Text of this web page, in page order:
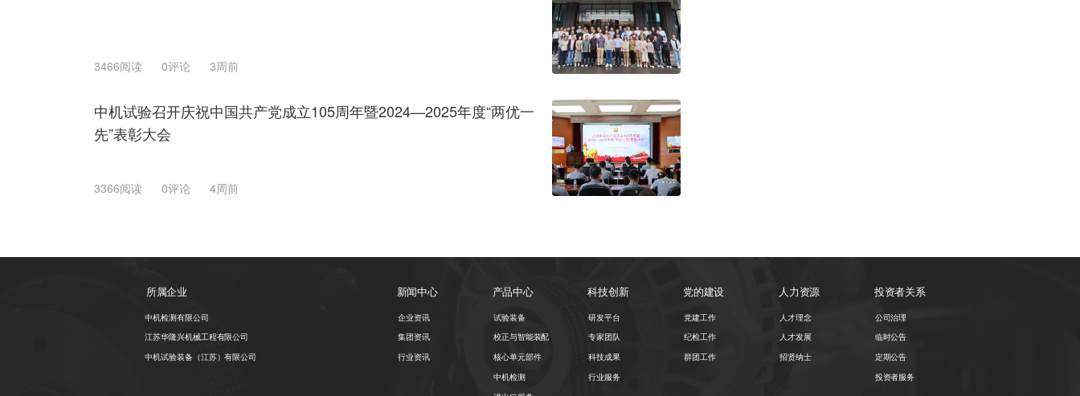
3466阅读 0评论 3周前
中机试验召开庆祝中国共产党成立105周年暨2024—2025年度“两优一
先”表彰大会
3366阅读 0评论 4周前
所属企业
中机检测有限公司
江苏华隆兴机械工程有限公司
中机试验装备（江苏）有限公司
新闻中心 科技创新 党的建设 人力资源 投资者关系
产品中心
企业资讯
集团资讯
行业资讯
试验装备
校正与智能装配
核心单元部件
中机检测
研发平台
专家团队
科技成果
行业服务
党建工作
纪检工作
群团工作
人才理念
人才发展
招贤纳士
公司治理
临时公告
定期公告
投资者服务